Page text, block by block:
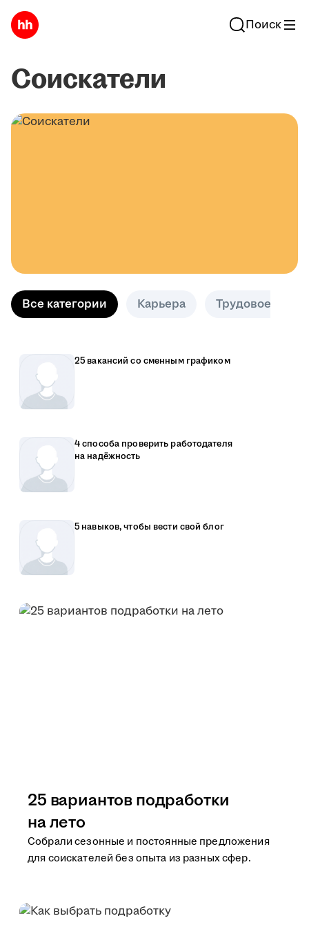
Поиск
Соискатели
Все категории Карьера Трудовое право
25 вакансий со сменным графиком
4 способа проверить работодателя
на надёжность
5 навыков, чтобы вести свой блог
25 вариантов подработки
на лето
Собрали сезонные и постоянные предложения
для соискателей без опыта из разных сфер.